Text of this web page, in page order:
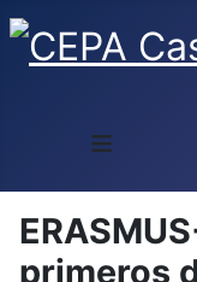
≡
primeros